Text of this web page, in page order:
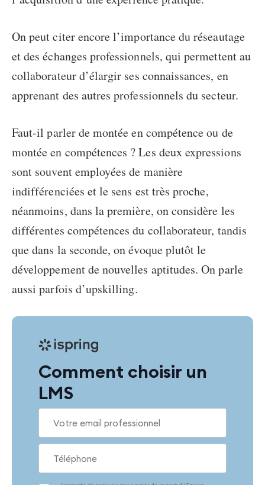
On peut citer encore l’importance du réseautage
et des échanges professionnels, qui permettent au
collaborateur d’élargir ses connaissances, en
apprenant des autres professionnels du secteur.
Faut-il parler de montée en compétence ou de
montée en compétences ? Les deux expressions
sont souvent employées de manière
indifférenciées et le sens est très proche,
néanmoins, dans la première, on considère les
différentes compétences du collaborateur, tandis
que dans la seconde, on évoque plutôt le
développement de nouvelles aptitudes. On parle
aussi parfois d’upskilling.
Comment choisir un
LMS